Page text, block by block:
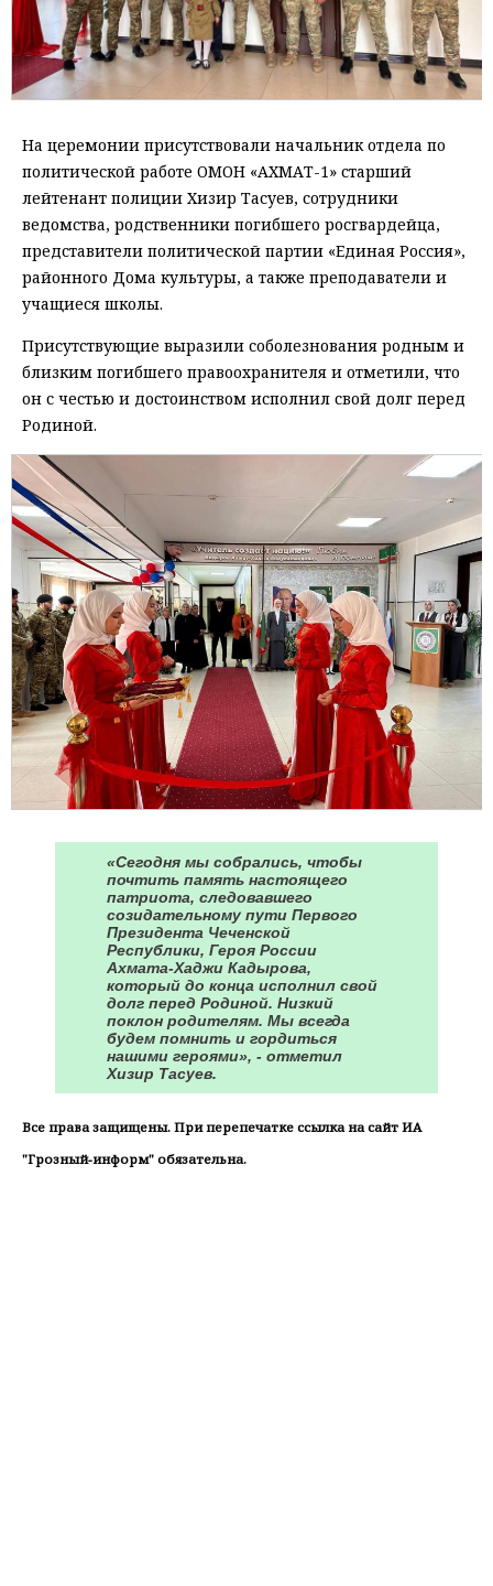
На церемонии присутствовали начальник отдела по
политической работе ОМОН «АХМАТ-1» старший
лейтенант полиции Хизир Тасуев, сотрудники
ведомства, родственники погибшего росгвардейца,
представители политической партии «Единая Россия»,
районного Дома культуры, а также преподаватели и
учащиеся школы.
Присутствующие выразили соболезнования родным и
близким погибшего правоохранителя и отметили, что
он с честью и достоинством исполнил свой долг перед
Родиной.
«Сегодня мы собрались, чтобы
почтить память настоящего
патриота, следовавшего
созидательному пути Первого
Президента Чеченской
Республики, Героя России
Ахмата-Хаджи Кадырова,
который до конца исполнил свой
долг перед Родиной. Низкий
поклон родителям. Мы всегда
будем помнить и гордиться
нашими героями», - отметил
Хизир Тасуев.
Все права защищены. При перепечатке ссылка на сайт ИА
"Грозный-информ" обязательна.